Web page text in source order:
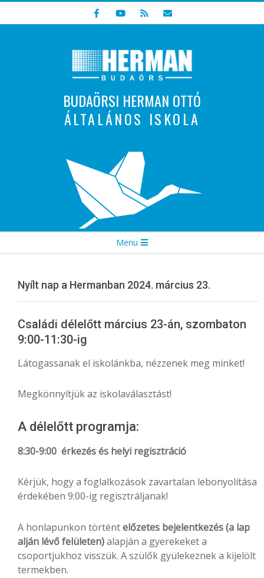
to
BUDAÖRSI HERMAN OTTÓ
ÁLTALÁNOS ISKOLA
Indulunk! Hamarosan újraindul oldalunk!
Menu
Nyílt nap a Hermanban 2024. március 23.
Családi délelőtt március 23-án, szombaton
9:00-11:30-ig
Látogassanak el iskolánkba, nézzenek meg minket!
Megkönnyítjük az iskolaválasztást!
A délelőtt programja:
8:30-9:00 érkezés és helyi regisztráció
Kérjük, hogy a foglalkozások zavartalan lebonyolítása
érdekében 9:00-ig regisztráljanak!
A honlapunkon történtelőzetes bejelentkezés (a lap
alján lévő felületen)alapján a gyerekeket a
csoportjukhoz visszük. A szülők gyülekeznek a kijelölt
termekben.